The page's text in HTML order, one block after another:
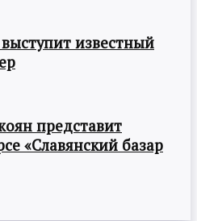
известный
представит
«Славянский базар